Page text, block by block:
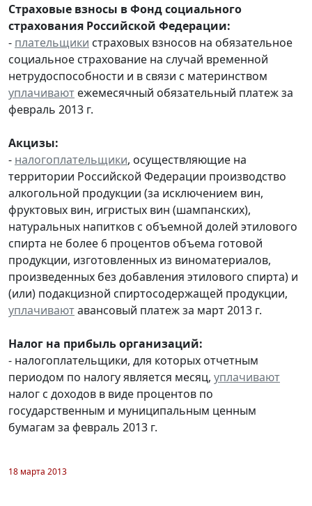
Страховые взносы в Фонд социального
страхования Российской Федерации:
- плательщики страховых взносов на обязательное
социальное страхование на случай временной
нетрудоспособности и в связи с материнством
уплачивают ежемесячный обязательный платеж за
февраль 2013 г.
Акцизы:
- налогоплательщики, осуществляющие на
территории Российской Федерации производство
алкогольной продукции (за исключением вин,
фруктовых вин, игристых вин (шампанских),
натуральных напитков с объемной долей этилового
спирта не более 6 процентов объема готовой
продукции, изготовленных из виноматериалов,
произведенных без добавления этилового спирта) и
(или) подакцизной спиртосодержащей продукции,
уплачиваютавансовый платеж за март 2013 г.
Налог на прибыль организаций:
- налогоплательщики, для которых отчетным
периодом по налогу является месяц, уплачивают
налог с доходов в виде процентов по
государственным и муниципальным ценным
бумагам за февраль 2013 г.
18 марта 2013